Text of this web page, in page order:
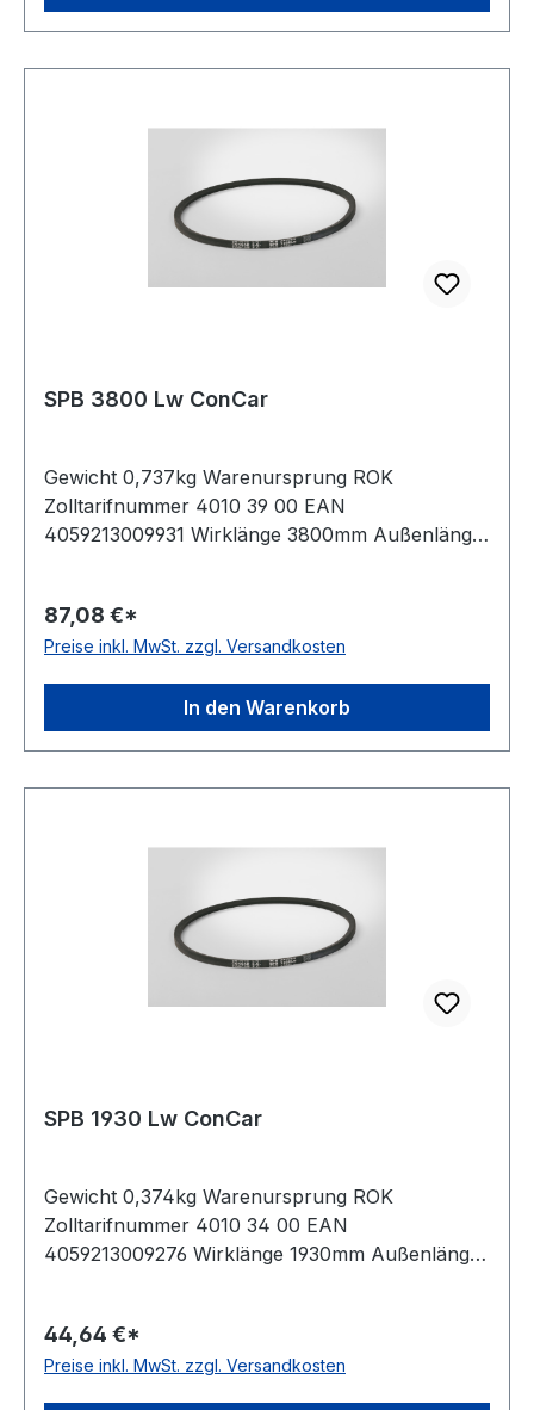
SPB 3800 Lw ConCar
Gewicht 0,737kg Warenursprung ROK
Zolltarifnummer 4010 39 00 EAN
4059213009931 Wirklänge 3800mm Außenlänge
Norm DIN 7753 Material Neoprene Zugstrang
Polyester Breite 16,3mm Höhe 13mm
87,08 €*
Preise inkl. MwSt. zzgl. Versandkosten
In den Warenkorb
SPB 1930 Lw ConCar
Gewicht 0,374kg Warenursprung ROK
Zolltarifnummer 4010 34 00 EAN
4059213009276 Wirklänge 1930mm Außenlänge
Norm DIN 7753 Material Neoprene Zugstrang
Polyester Breite 16,3mm Höhe 13mm
44,64 €*
Preise inkl. MwSt. zzgl. Versandkosten